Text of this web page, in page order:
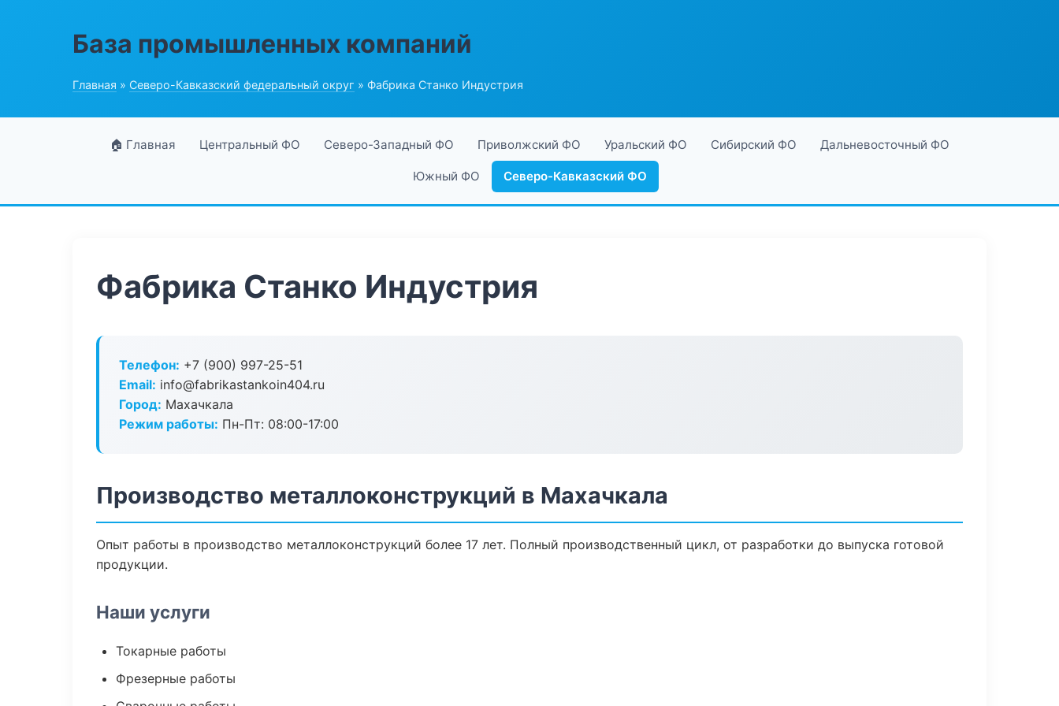
База промышленных компаний
Главная » Северо-Кавказский федеральный округ » Фабрика Станко Индустрия
🏠 Главная Центральный ФО Северо-Западный ФО Приволжский ФО Уральский ФО Сибирский ФО Дальневосточный ФО
Южный ФО Северо-Кавказский ФО
Фабрика Станко Индустрия
Телефон: +7 (900) 997-25-51
Email: info@fabrikastankoin404.ru
Город: Махачкала
Режим работы: Пн-Пт: 08:00-17:00
Производство металлоконструкций в Махачкала
Опыт работы в производство металлоконструкций более 17 лет. Полный производственный цикл, от разработки до выпуска готовой
продукции.
Наши услуги
Токарные работы
Фрезерные работы